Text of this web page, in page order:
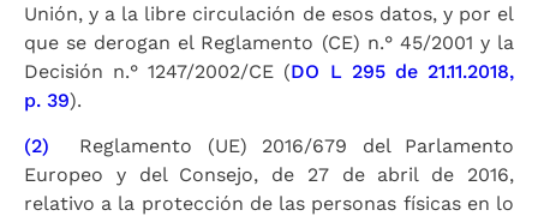
Unión, y a la libre circulación de esos datos, y por el
que se derogan el Reglamento (CE) n.° 45/2001 y la
Decisión n.° 1247/2002/CE (DO L 295 de 21.11.2018,
p. 39).
(2) Reglamento (UE) 2016/679 del Parlamento
Europeo y del Consejo, de 27 de abril de 2016,
relativo a la protección de las personas físicas en lo